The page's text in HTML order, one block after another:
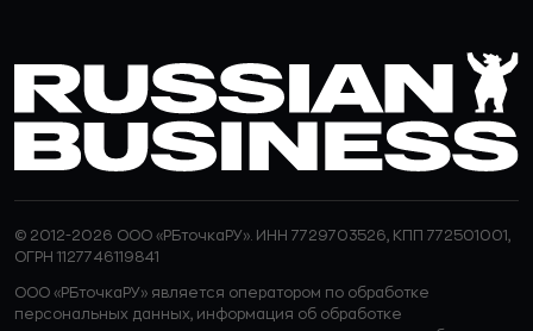
© 2012-2026 ООО «РБточкаРУ». ИНН 7729703526, КПП 772501001,
ОГРН 1127746119841
ООО «РБточкаРУ» является оператором по обработке
персональных данных, информация об обработке